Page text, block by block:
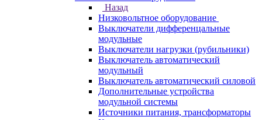
Назад
Низковольтное оборудование
Выключатели дифференцальные
модульные
Выключатели нагрузки (рубильники)
Выключатель автоматический
модульный
Выключатель автоматический силовой
Дополнительные устройства
модульной системы
Источники питания, трансформаторы